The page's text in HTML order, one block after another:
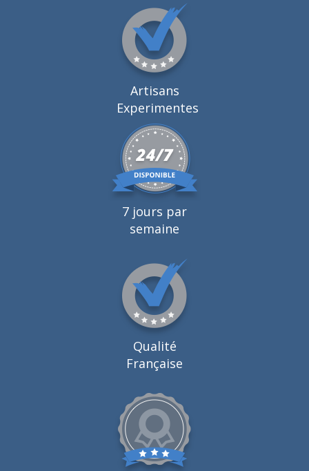
Artisans
Experimentes
7 jours par
semaine
Qualité
Française